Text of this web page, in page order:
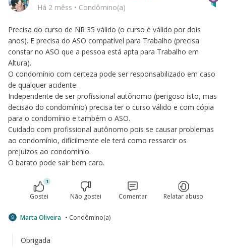
Precisa do curso de NR 35 válido (o curso é válido por dois
anos). E precisa do ASO compatível para Trabalho (precisa
constar no ASO que a pessoa está apta para Trabalho em
Altura).
O condomínio com certeza pode ser responsabilizado em caso
de qualquer acidente.
Independente de ser profissional autônomo (perigoso isto, mas
decisão do condomínio) precisa ter o curso válido e com cópia
para o condomínio e também o ASO.
Cuidado com profissional autônomo pois se causar problemas
ao condomínio, dificilmente ele terá como ressarcir os
prejuízos ao condomínio.
O barato pode sair bem caro.
Há 2 mêss • Condômino(a)
1
Gostei Não gostei Comentar Relatar abuso
Marta Oliveira • Condômino(a)
Obrigada